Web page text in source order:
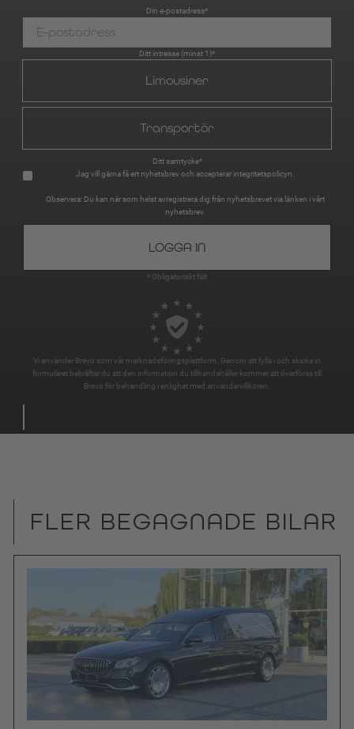
Din e-postadress*
Ditt intresse (minst 1)*
Limousiner
Transportör
Ditt samtycke*
Jag vill gärna få ert nyhetsbrev och accepterar integritetspolicyn
Observera: Du kan när som helst avregistrera dig från nyhetsbrevet via länken i vårt
nyhetsbrev.
* Obligatoriskt fält
Vi använder Brevo som vår marknadsföringsplattform. Genom att fylla i och skicka in
formuläret bekräftar du att den information du tillhandahåller kommer att överföras till
Brevo för behandling i enlighet med användarvillkoren
FLER BEGAGNADE BILAR